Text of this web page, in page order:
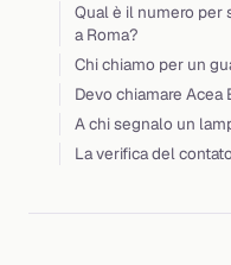
Qual è il numero per
a Roma?
Chi chiamo per un
Devo chiamare
A chi segnalo un
La verifica del